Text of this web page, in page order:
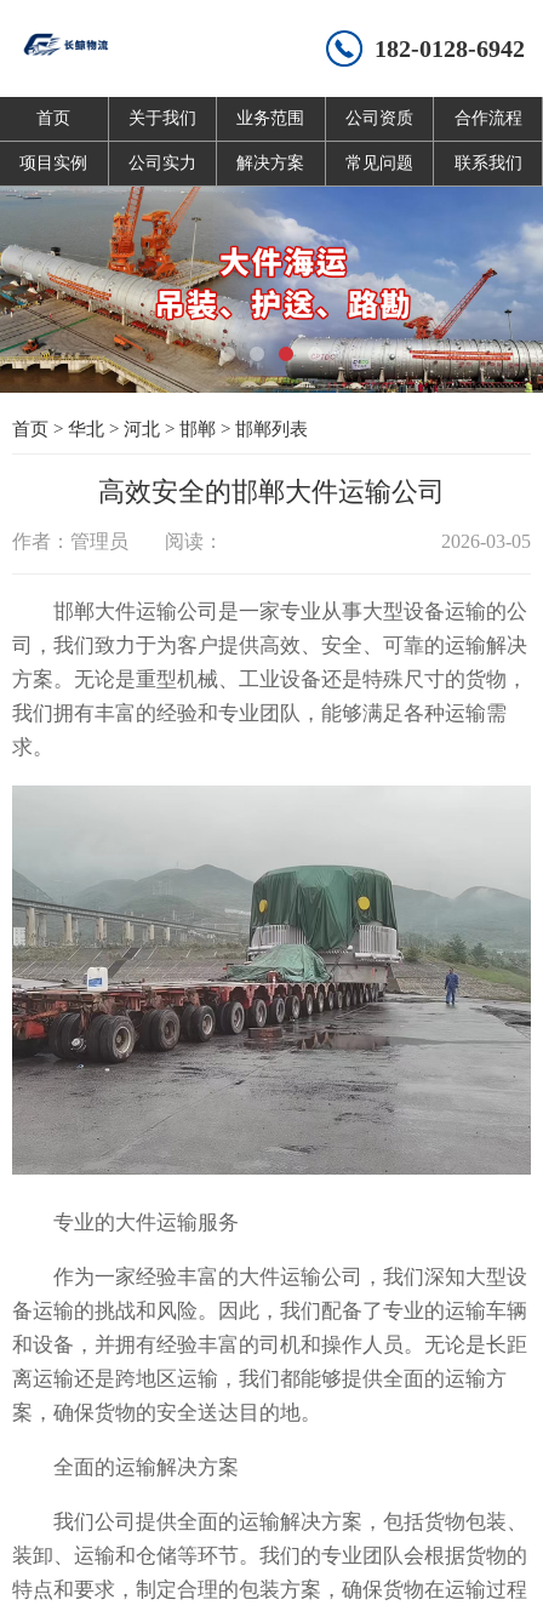
182-0128-6942
首页 关于我们 业务范围 公司资质 合作流程
项目实例 公司实力 解决方案 常见问题 联系我们
首页 > 华北 > 河北 > 邯郸 > 邯郸列表
高效安全的邯郸大件运输公司
作者：管理员 阅读： 2026-03-05
邯郸大件运输公司是一家专业从事大型设备运输的公
司，我们致力于为客户提供高效、安全、可靠的运输解决
方案。无论是重型机械、工业设备还是特殊尺寸的货物，
我们拥有丰富的经验和专业团队，能够满足各种运输需
求。
专业的大件运输服务
作为一家经验丰富的大件运输公司，我们深知大型设
备运输的挑战和风险。因此，我们配备了专业的运输车辆
和设备，并拥有经验丰富的司机和操作人员。无论是长距
离运输还是跨地区运输，我们都能够提供全面的运输方
案，确保货物的安全送达目的地。
全面的运输解决方案
我们公司提供全面的运输解决方案，包括货物包装、
装卸、运输和仓储等环节。我们的专业团队会根据货物的
特点和要求，制定合理的包装方案，确保货物在运输过程